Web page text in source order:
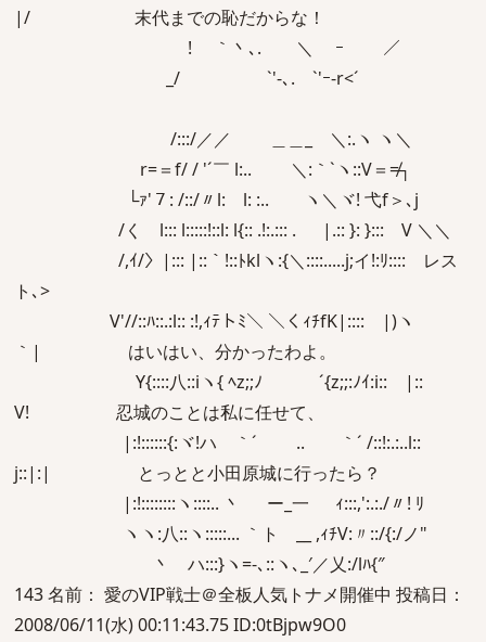
|/ 末代までの恥だからな！
! ｀丶､. ＼ ｰ ／
_/ `'-､. `'ｰ-r<´
/:::/／／ ＿＿_ ＼:.ヽ ヽ＼
r=＝f/ / '´￣ l:.. ＼:｀`ヽ::V＝≠┐
└ｧ'７: /::/〃l: l: :.. ヽ＼ヾ! 弋f＞､j
/く l::: l:::::!::l: l{:: .!:.::: . |.:: }: }::: V ＼＼
/,ｲ/〉|::: |::｀!::ﾄklヽ:{＼::::.....j;イ!:ﾘ:::: レス
ト､>
V'//::ﾊ::.:l:: :!,ｨﾃトﾐ＼ ＼くｨﾁfK|:::: |)ヽ
｀| はいはい、分かったわよ。
Y{::::八::iヽ{ ﾍz;;ﾉ ´{z;;:ﾉｲ:i:: |::
V! 忍城のことは私に任せて、
|:!::::::{:ヾ!ハ ｀´ .. ｀´ /::!:.:..l::
j::|:| とっとと小田原城に行ったら？
|:!::::::::ヽ::::.. 丶 ー_一 ｨ:::,':.:./〃! ﾘ
ヽヽ:八::ヽ:::::... ｀ト __ ,ｨﾁV:〃::/{:/ノ"
丶ゝハ:::}ヽ=-､::ヽ､_′／乂:/lﾊ{″
143 名前： 愛のVIP戦士＠全板人気トナメ開催中 投稿日：
2008/06/11(水) 00:11:43.75 ID:0tBjpw9O0